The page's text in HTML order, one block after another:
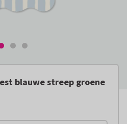
blauwe streep groene